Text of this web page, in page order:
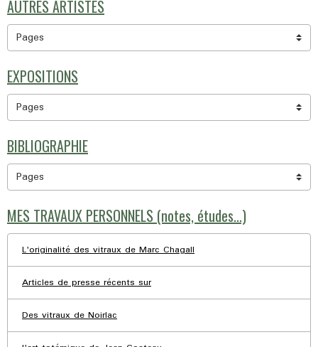
AUTRES ARTISTES
EXPOSITIONS
BIBLIOGRAPHIE
MES TRAVAUX PERSONNELS (notes, études...)
L'originalité des vitraux de Marc Chagall
Articles de presse récents sur
Des vitraux de Noirlac